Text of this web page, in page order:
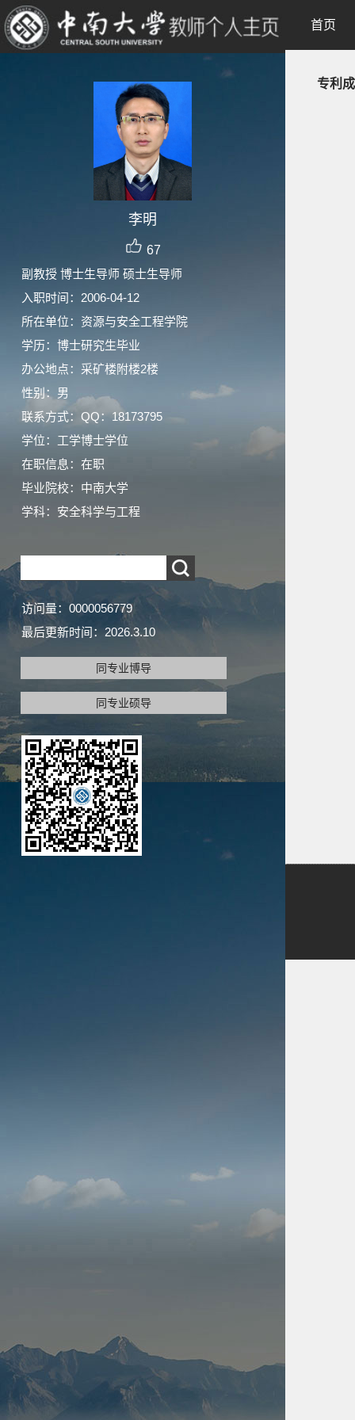
李明
67
副教授 博士生导师 硕士生导师
入职时间：2006-04-12
所在单位：资源与安全工程学院
学历：博士研究生毕业
办公地点：采矿楼附楼2楼
性别：男
联系方式：QQ：18173795
学位：工学博士学位
在职信息：在职
毕业院校：中南大学
学科：安全科学与工程
访问量： 0000056779
最后更新时间： 2026.3.10
同专业博导
同专业硕导
首页
专利